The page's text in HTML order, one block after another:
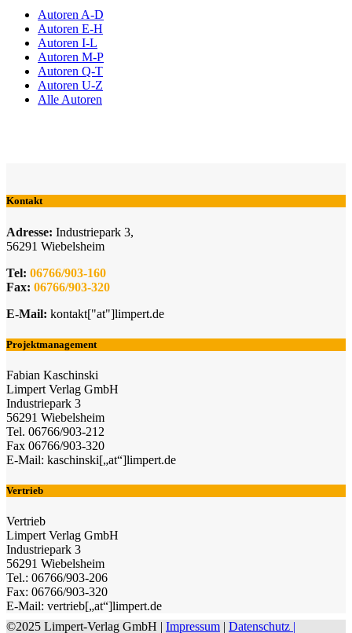
Autoren A-D
Autoren E-H
Autoren I-L
Autoren M-P
Autoren Q-T
Autoren U-Z
Alle Autoren
Kontakt
Adresse: Industriepark 3,
56291 Wiebelsheim
Tel: 06766/903-160
Fax: 06766/903-320
E-Mail: kontakt["at"]limpert.de
Projektmanagement
Fabian Kaschinski
Limpert Verlag GmbH
Industriepark 3
56291 Wiebelsheim
Tel. 06766/903-212
Fax 06766/903-320
E-Mail: kaschinski[„at“]limpert.de
Vertrieb
Vertrieb
Limpert Verlag GmbH
Industriepark 3
56291 Wiebelsheim
Tel.: 06766/903-206
Fax: 06766/903-320
E-Mail: vertrieb[„at“]limpert.de
©2025 Limpert-Verlag GmbH | Impressum | Datenschutz |